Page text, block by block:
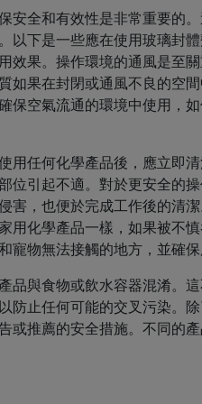
安全和有效性是非常重要的
以下是一些應在使用玻璃封
效果。操作環境的通風是至
如果在封閉或通風不良的空
保空氣流通的環境中使用，
用任何化學產品後，應立即
位引起不適。對於更安全的
害，也便於完成工作後的清
用化學產品一樣，如果被不
寵物無法接觸的地方，並確
品與食物或飲水容器混淆。
防止任何可能的交叉污染。
或推薦的安全措施。不同的